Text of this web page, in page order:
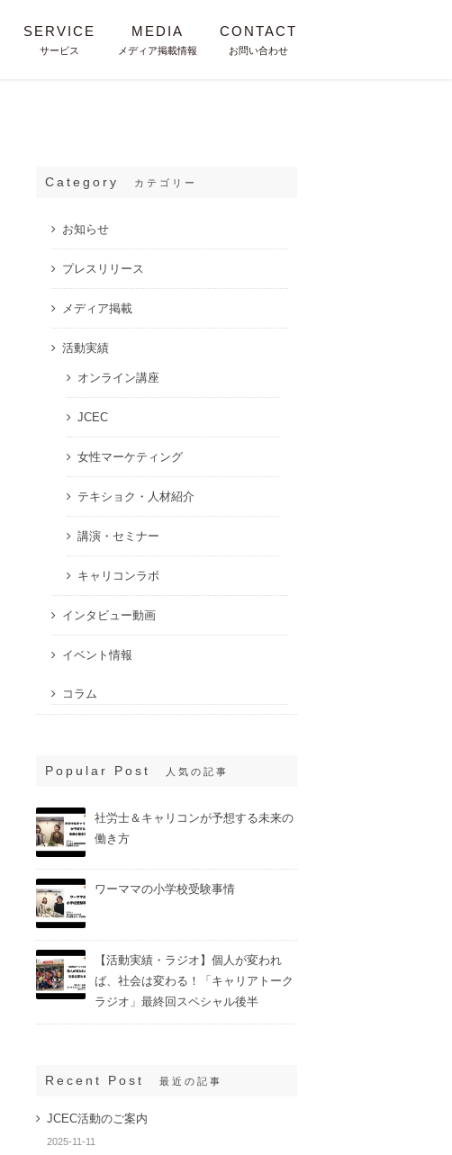
SERVICE
サービス
MEDIA
メディア掲載情報
CONTACT
お問い合わせ
Category カテゴリー
お知らせ
プレスリリース
メディア掲載
活動実績
オンライン講座
JCEC
女性マーケティング
テキショク・人材紹介
講演・セミナー
キャリコンラボ
インタビュー動画
イベント情報
コラム
Popular Post 人気の記事
社労士＆キャリコンが予想する未来の
働き方
ワーママの小学校受験事情
【活動実績・ラジオ】個人が変われ
ば、社会は変わる！「キャリアトーク
ラジオ」最終回スペシャル後半
Recent Post 最近の記事
JCEC活動のご案内
2025-11-11